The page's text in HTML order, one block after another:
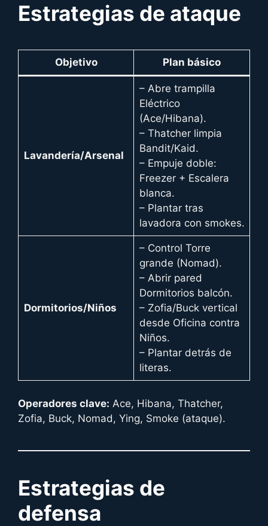
Estrategias de ataque
Objetivo Plan básico
Lavandería/Arsenal
– Abre trampilla
Eléctrico
(Ace/Hibana).
– Thatcher limpia
Bandit/Kaid.
– Empuje doble:
Freezer + Escalera
blanca.
– Plantar tras
lavadora con smokes.
Dormitorios/Niños
– Control Torre
grande (Nomad).
– Abrir pared
Dormitorios balcón.
– Zofia/Buck vertical
desde Oficina contra
Niños.
– Plantar detrás de
literas.
Operadores clave: Ace, Hibana, Thatcher,
Zofia, Buck, Nomad, Ying, Smoke (ataque).
Estrategias de
defensa